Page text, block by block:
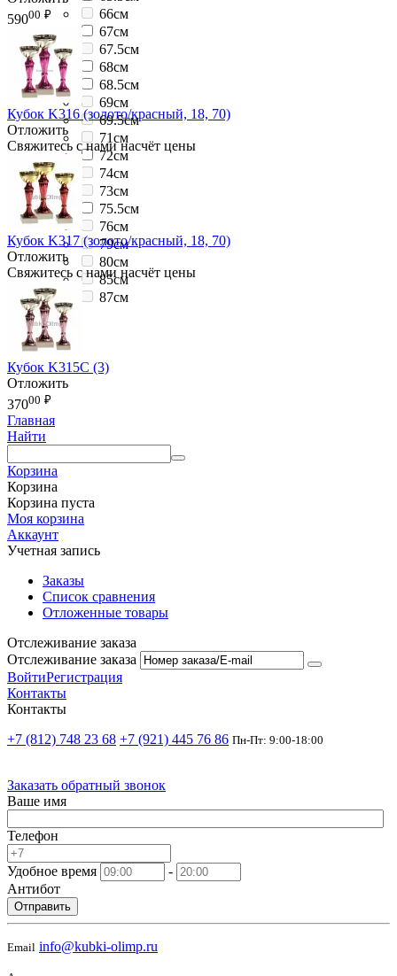
66см
67см
67.5см
68см
68.5см
69см
69.5см
71см
72см
74см
73см
75.5см
76см
79см
80см
85см
87см
59000 ₽
Кубок K316 (золото/красный, 18, 70)
Отложить
Свяжитесь с нами насчёт цены
Кубок K317 (золото/красный, 18, 70)
Отложить
Свяжитесь с нами насчёт цены
Кубок K315С (3)
Отложить
37000 ₽
Главная
Найти
Корзина
Корзина
Корзина пуста
Моя корзина
Аккаунт
Учетная запись
Заказы
Список сравнения
Отложенные товары
Отслеживание заказа
Отслеживание заказа
ВойтиРегистрация
Контакты
Контакты
+7 (812) 748 23 68 +7 (921) 445 76 86 Пн-Пт: 9:00-18:00
Заказать обратный звонок
Ваше имя
Телефон
Удобное время
-
Антибот
Отправить
Email info@kubki-olimp.ru